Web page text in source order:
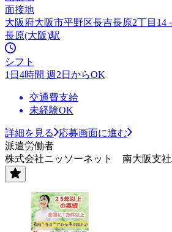
面接地
大阪府大阪市平野区長吉長原2丁目14
長原(大阪)駅
シフト
1日4時間 週2日からOK
交通費支給
未経験OK
詳細を見る
応募画面に進む
派遣労働者
株式会社ニッソーネット 南大阪支社/